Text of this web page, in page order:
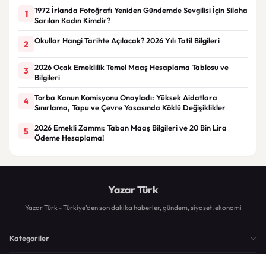
1
1972 İrlanda Fotoğrafı Yeniden Gündemde Sevgilisi İçin Silaha
Sarılan Kadın Kimdir?
2 Okullar Hangi Tarihte Açılacak? 2026 Yılı Tatil Bilgileri
3
2026 Ocak Emeklilik Temel Maaş Hesaplama Tablosu ve
Bilgileri
4
Torba Kanun Komisyonu Onayladı: Yüksek Aidatlara
Sınırlama, Tapu ve Çevre Yasasında Köklü Değişiklikler
5
2026 Emekli Zammı: Taban Maaş Bilgileri ve 20 Bin Lira
Ödeme Hesaplama!
Yazar Türk
Yazar Türk - Türkiye'den son dakika haberler, gündem, siyaset, ekonomi
Kategoriler